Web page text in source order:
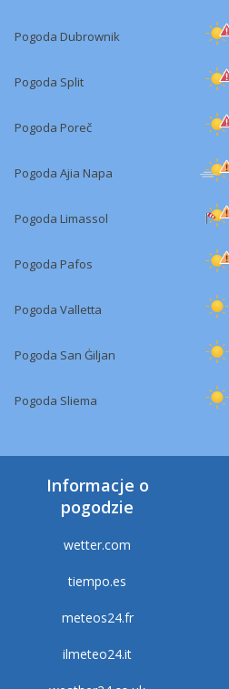
Pogoda Dubrownik
Pogoda Split
Pogoda Poreč
Pogoda Ajia Napa
Pogoda Limassol
Pogoda Pafos
Pogoda Valletta
Pogoda San Ġiljan
Pogoda Sliema
Informacje o
pogodzie
wetter.com
tiempo.es
meteos24.fr
ilmeteo24.it